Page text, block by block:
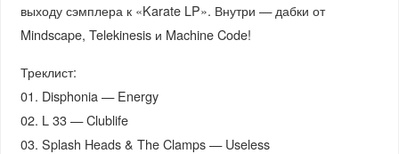
выходу сэмплера к «Karate LP». Внутри — дабки от
Mindscape, Telekinesis и Machine Code!
Треклист:
01. Disphonia — Energy
02. L 33 — Clublife
03. Splash Heads & The Clamps — Useless